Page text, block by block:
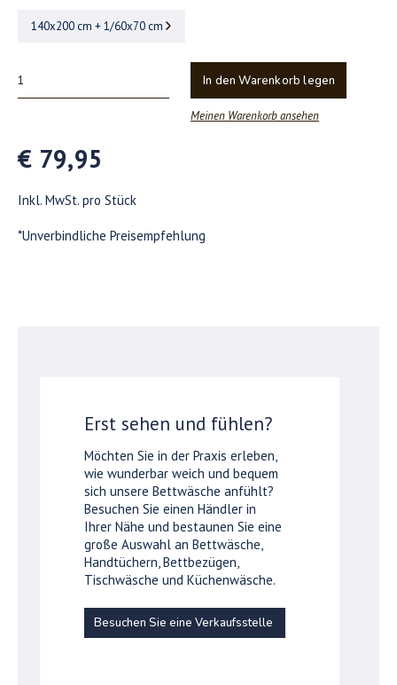
140x200 cm + 1/60x70 cm
In den Warenkorb legen
Meinen Warenkorb ansehen
€ 79,95
Inkl. MwSt. pro Stück
*Unverbindliche Preisempfehlung
Erst sehen und fühlen?
Möchten Sie in der Praxis erleben,
wie wunderbar weich und bequem
sich unsere Bettwäsche anfühlt?
Besuchen Sie einen Händler in
Ihrer Nähe und bestaunen Sie eine
große Auswahl an Bettwäsche,
Handtüchern, Bettbezügen,
Tischwäsche und Küchenwäsche.
Besuchen Sie eine Verkaufsstelle